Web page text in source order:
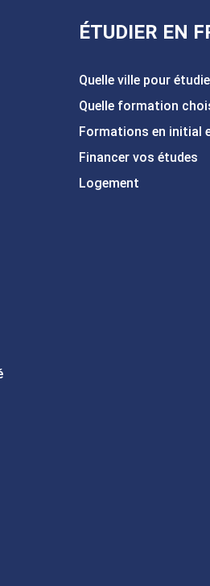
ÉTUDIER EN
Quelle ville pour
Quelle formation
Formations en initial
Financer vos études
Logement